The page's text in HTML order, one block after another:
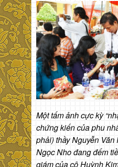
Một tấm ảnh cực kỳ
chứng kiến của phu
phải) thầy Nguyễn
Ngọc Nho đang đếm
giám của cô Huỳnh